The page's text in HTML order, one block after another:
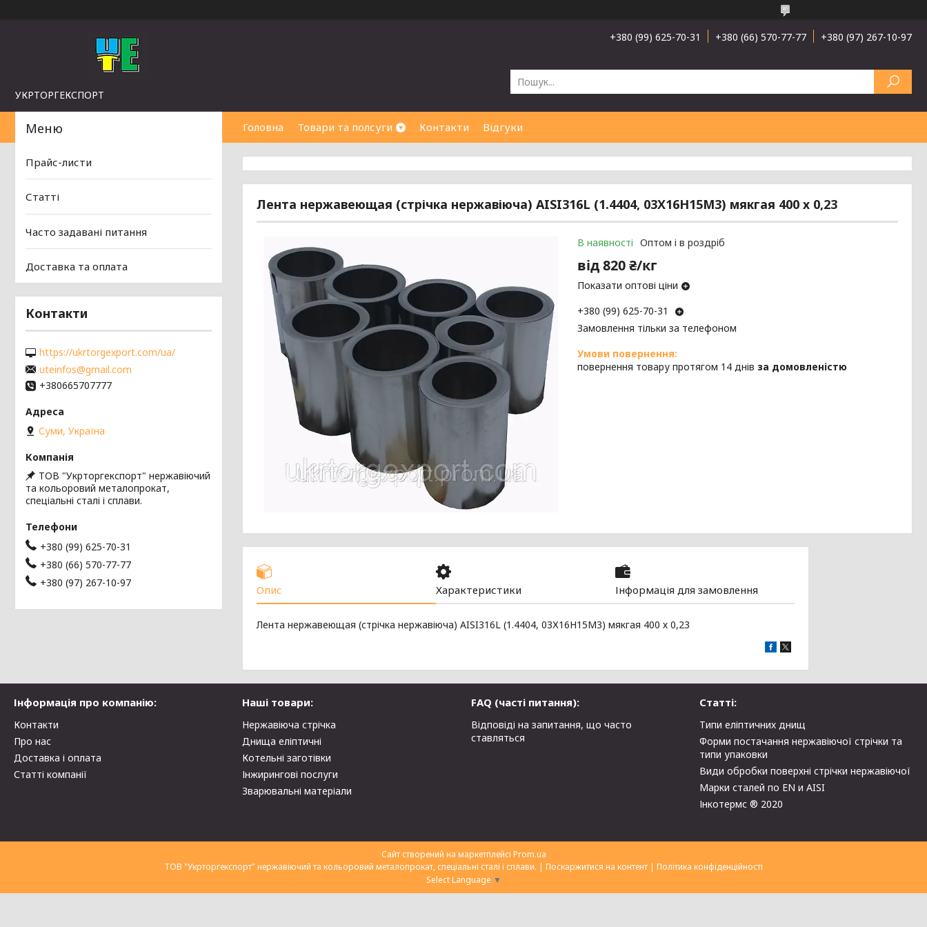
УКРТОРГЕКСПОРТ
+380 (99) 625-70-31 +380 (66) 570-77-77 +380 (97) 267-10-97
Головна Товари та полсуги Контакти Відгуки
Лента нержавеющая (стрічка нержавіюча) AISI316L (1.4404, 03Х16Н15М3) мякгая 400 х 0,23
В наявності Оптом і в роздріб
від820 ₴/кг
Показати оптові ціни
+380 (99) 625-70-31
Замовлення тільки за телефоном
повернення товару протягом 14 днів за домовленістю
Опис Характеристики Інформація для замовлення
Лента нержавеющая (стрічка нержавіюча) AISI316L (1.4404, 03Х16Н15М3) мякгая 400 х 0,23
Прайс-листи
Статті
Часто задавані питання
Доставка та оплата
Контакти
https://ukrtorgexport.com/ua/
uteinfos@gmail.com
+380665707777
Суми, Україна
ТОВ "Укрторгекспорт" нержавіючий
та кольоровий металопрокат,
спеціальні сталі і сплави.
+380 (99) 625-70-31
+380 (66) 570-77-77
+380 (97) 267-10-97
Інформація про компанію:
Контакти
Про нас
Доставка і оплата
Статті компанії
Наші товари:
Нержавіюча стрічка
Днища еліптичні
Котельні заготівки
Інжирингові послуги
Зварювальні матеріали
FAQ (часті питання):
Відповіді на запитання, що часто
ставляться
Статті:
Типи еліптичних днищ
Форми постачання нержавіючої стрічки та
типи упаковки
Види обробки поверхні стрічки нержавіючої
Марки сталей по EN и AISI
Інкотермс ® 2020
Сайт створений на маркетплейсі Prom.ua
ТОВ "Укрторгекспорт" нержавіючий та кольоровий металопрокат, спеціальні сталі і сплави. | Поскаржитися на контент | Політика конфіденційності
Select Language ▼